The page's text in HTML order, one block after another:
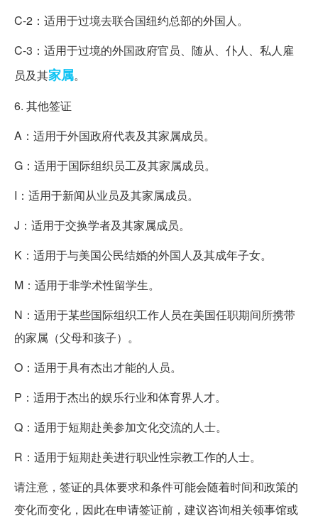
C-2：适用于过境去联合国纽约总部的外国人。
C-3：适用于过境的外国政府官员、随从、仆人、私人雇
员及其家属。
6. 其他签证
A：适用于外国政府代表及其家属成员。
G：适用于国际组织员工及其家属成员。
I：适用于新闻从业员及其家属成员。
J：适用于交换学者及其家属成员。
K：适用于与美国公民结婚的外国人及其成年子女。
M：适用于非学术性留学生。
N：适用于某些国际组织工作人员在美国任职期间所携带
的家属（父母和孩子）。
O：适用于具有杰出才能的人员。
P：适用于杰出的娱乐行业和体育界人才。
Q：适用于短期赴美参加文化交流的人士。
R：适用于短期赴美进行职业性宗教工作的人士。
请注意，签证的具体要求和条件可能会随着时间和政策的
变化而变化，因此在申请签证前，建议咨询相关领事馆或